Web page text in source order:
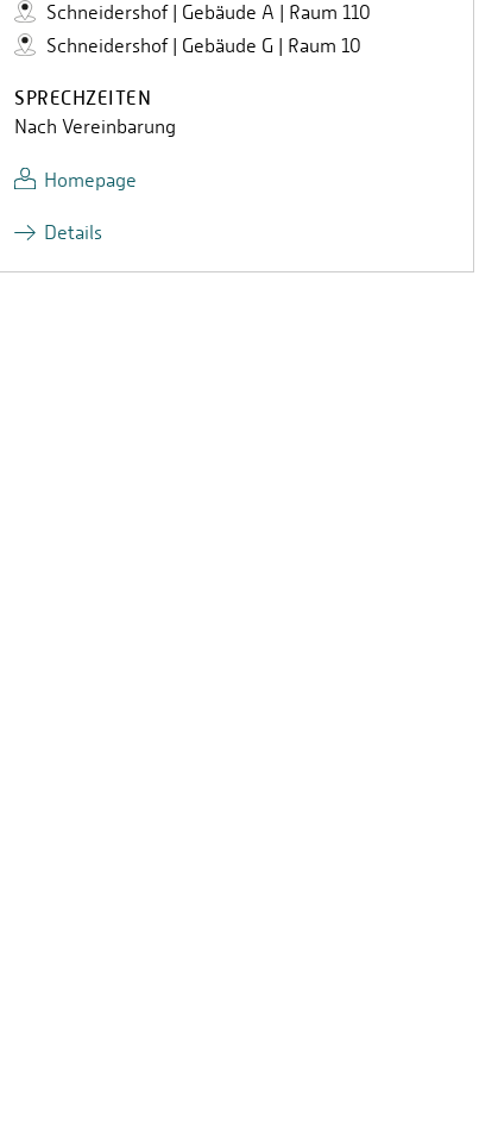
Schneidershof | Gebäude A | Raum 110
Schneidershof | Gebäude G | Raum 10
SPRECHZEITEN
Nach Vereinbarung
Homepage
Details